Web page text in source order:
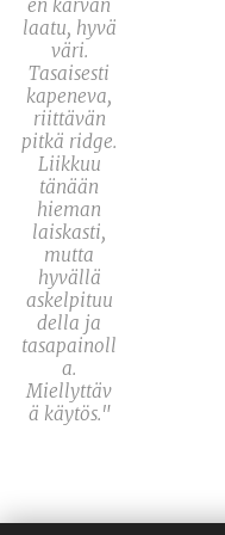
en karvan
laatu, hyvä
väri.
Tasaisesti
kapeneva,
riittävän
pitkä ridge.
Liikkuu
tänään
hieman
laiskasti,
mutta
hyvällä
askelpituu
della ja
tasapainoll
a.
Miellyttäv
ä käytös."